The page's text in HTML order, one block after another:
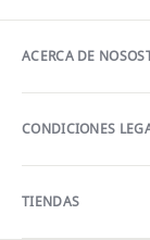
ACERCA DE
CONDICIONES
TIENDAS